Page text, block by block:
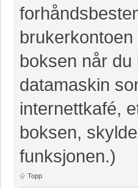
boksen når
datamaskin
internettkafé,
boksen,
funksjonen.)
Topp